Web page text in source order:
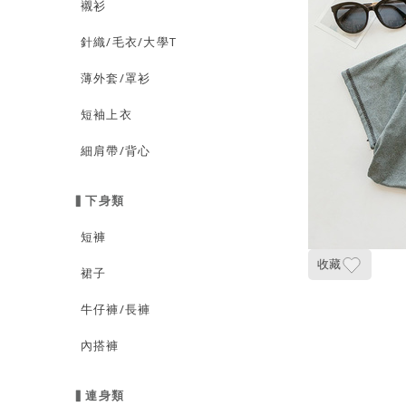
襯衫
針織/毛衣/大學T
薄外套/罩衫
短袖上衣
細肩帶/背心
▍下身類
短褲
裙子
牛仔褲/長褲
內搭褲
▍連身類
收藏